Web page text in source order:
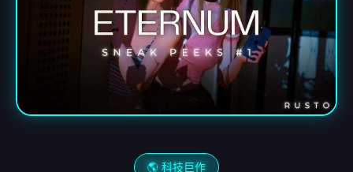
🌎 科技巨作